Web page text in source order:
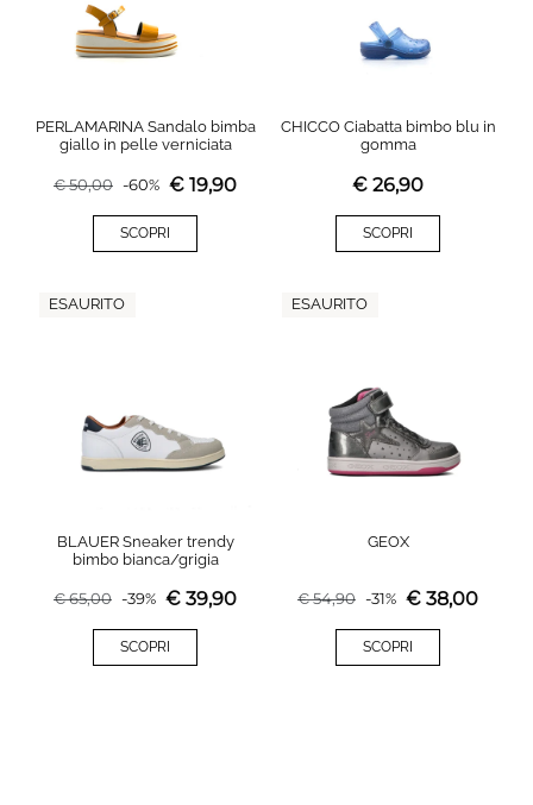
PERLAMARINA Sandalo bimba
giallo in pelle verniciata
€50,00 -60% € 19,90
SCOPRI
CHICCO Ciabatta bimbo blu in
gomma
€ 26,90
SCOPRI
ESAURITO
BLAUER Sneaker trendy
bimbo bianca/grigia
€65,00 -39% € 39,90
SCOPRI
ESAURITO
GEOX
€54,90 -31% € 38,00
SCOPRI